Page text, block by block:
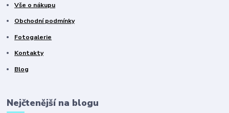
Vše o nákupu
Obchodní podmínky
Fotogalerie
Kontakty
Blog
Nejčtenější na blogu